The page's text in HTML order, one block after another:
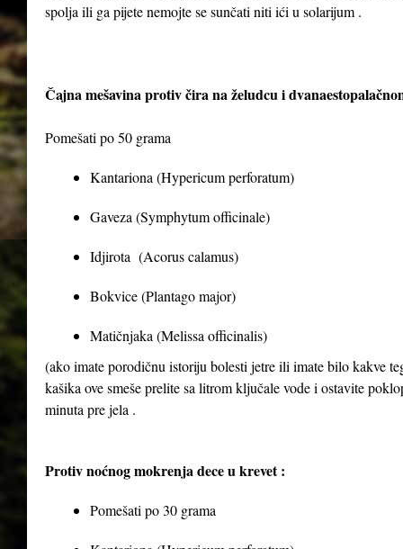
spolja ili ga pijete nemojte se sunčati niti ići u solarijum .
Čajna mešavina protiv čira na želudcu i
Pomešati po 50 grama
Kantariona (Hypericum perforatum)
Gaveza (Symphytum officinale)
Idjirota (Acorus calamus)
Bokvice (Plantago major)
Matičnjaka (Melissa officinalis)
(ako imate porodičnu istoriju bolesti jetre ili imate bilo kakve
kašika ove smeše prelite sa litrom ključale vode i ostavite
minuta pre jela .
Protiv noćnog mokrenja dece u krevet :
Pomešati po 30 grama